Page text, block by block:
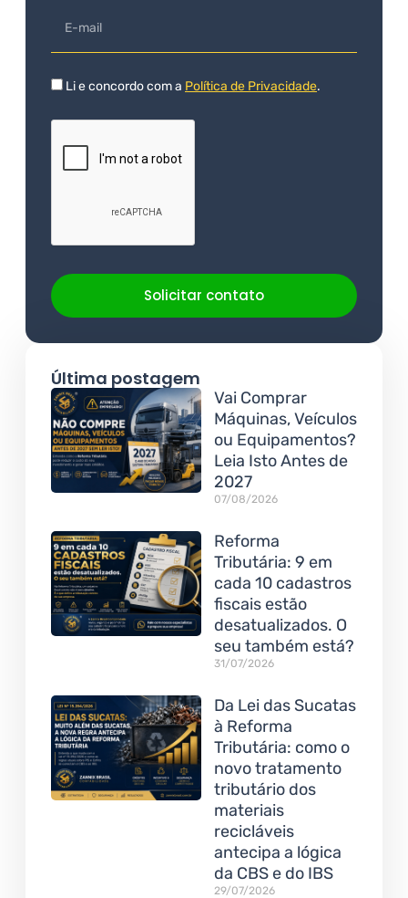
Li e concordo com a Política de Privacidade.
Solicitar contato
Última postagem
Vai Comprar
Máquinas, Veículos
ou Equipamentos?
Leia Isto Antes de
2027
07/08/2026
Reforma
Tributária: 9 em
cada 10 cadastros
fiscais estão
desatualizados. O
seu também está?
31/07/2026
Da Lei das Sucatas
à Reforma
Tributária: como o
novo tratamento
tributário dos
materiais
recicláveis
antecipa a lógica
da CBS e do IBS
29/07/2026